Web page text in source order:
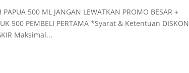
500 ML JANGAN LEWATKAN PROMO BESAR +
500 PEMBELI PERTAMA *Syarat & Ketentuan DISKON
Maksimal...